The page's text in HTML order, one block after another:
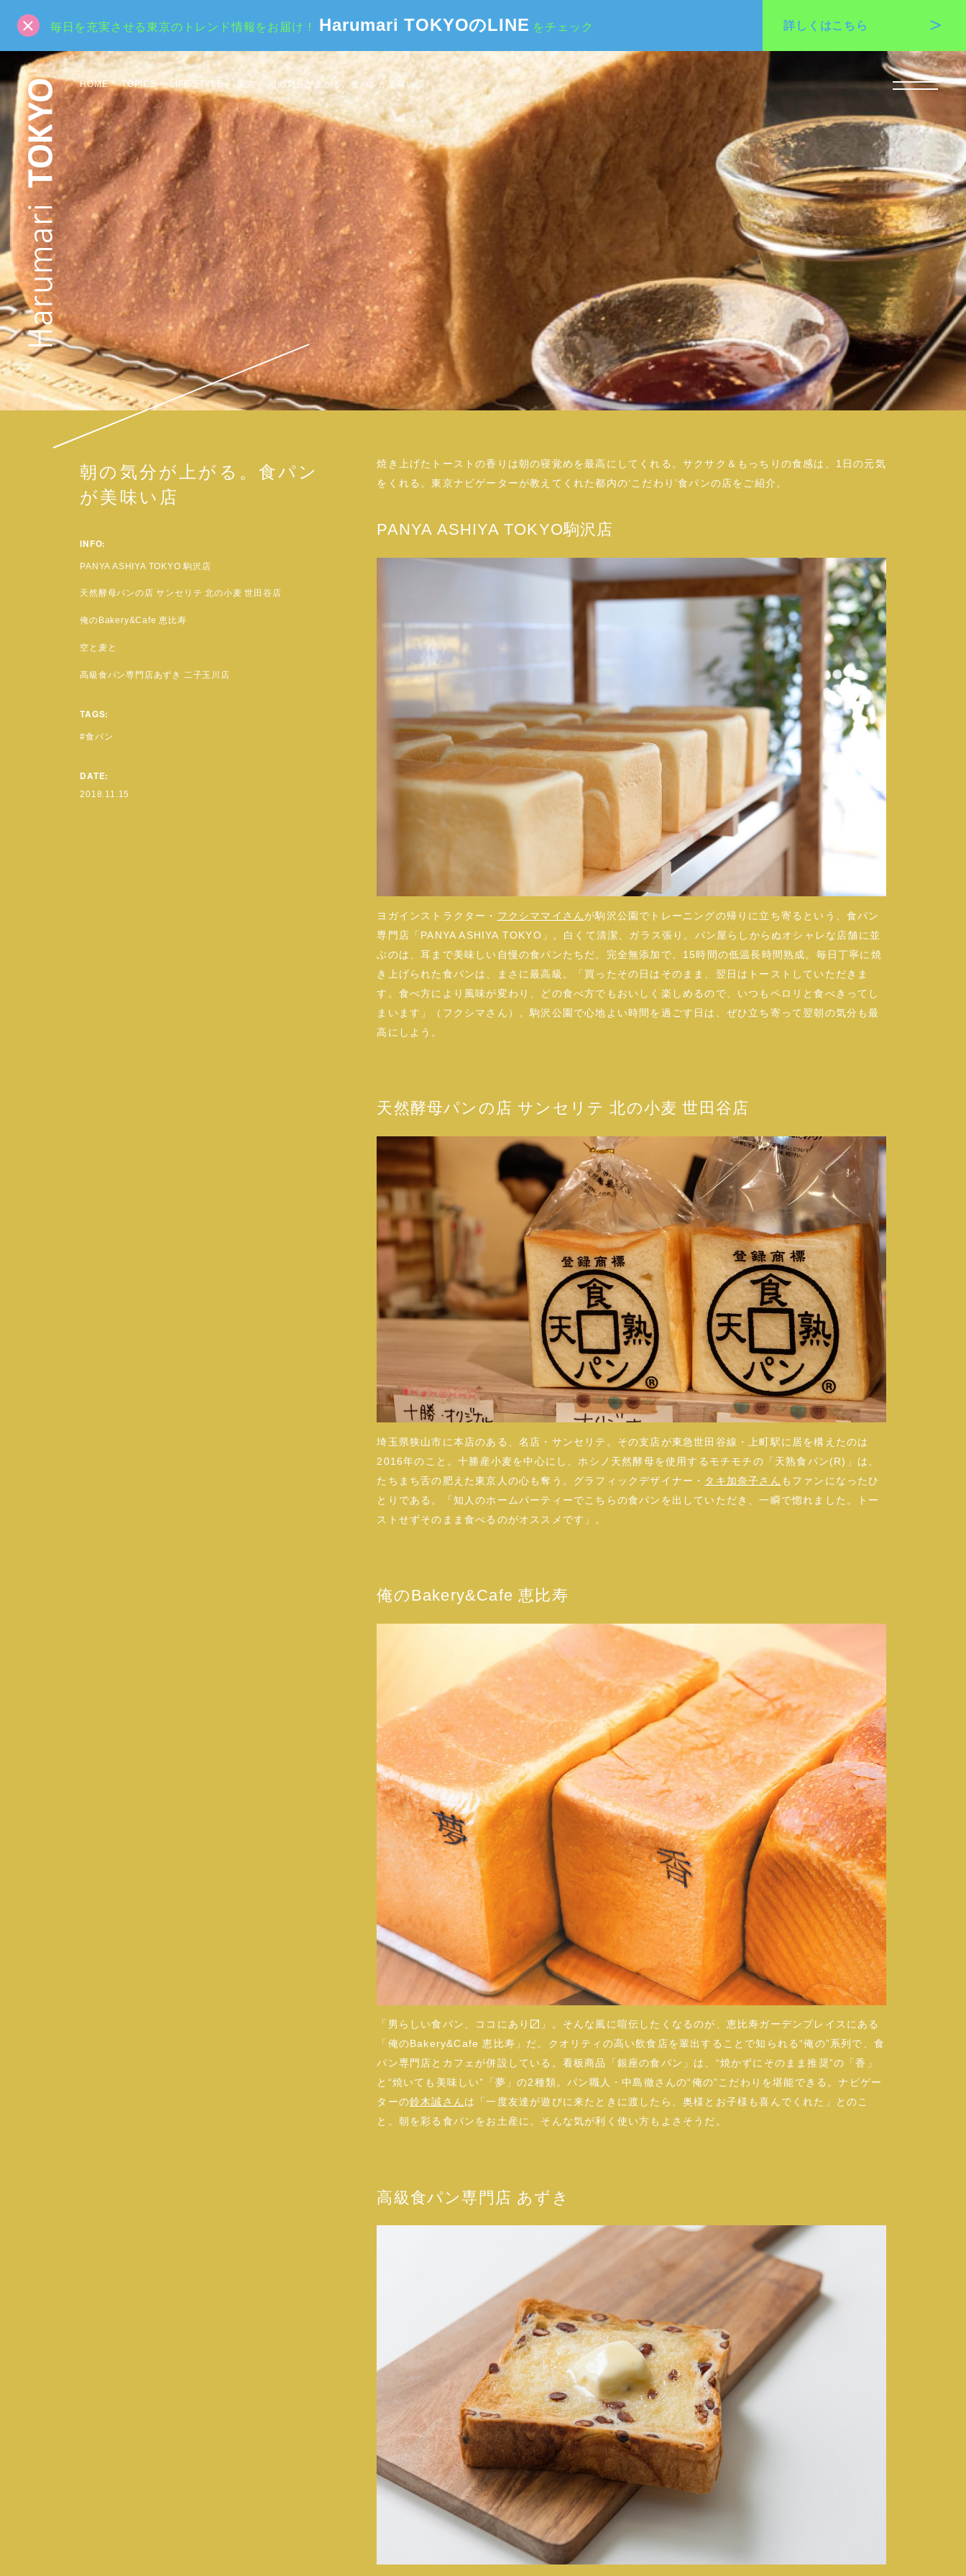
毎日を充実させる東京のトレンド情報をお届け！ Harumari TOKYOのLINE をチェック 詳しくはこちら
HOME TOPICS LIFE STYLE 東京 朝の気分が上がる。食パンが美味い店
朝の気分が上がる。食パン
が美味い店
INFO:
PANYA ASHIYA TOKYO 駒沢店
天然酵母パンの店 サンセリテ 北の小麦 世田谷店
俺のBakery&Cafe 恵比寿
空と麦と
高級食パン専門店あずき 二子玉川店
TAGS:
食パン
DATE:
2018.11.15
焼き上げたトーストの香りは朝の寝覚めを最高にしてくれる。サクサク＆もっちりの食感は、1日の元気
をくれる。東京ナビゲーターが教えてくれた都内の‘こだわり’食パンの店をご紹介。
PANYA ASHIYA TOKYO駒沢店
ヨガインストラクター・ フクシママイさん が駒沢公園でトレーニングの帰りに立ち寄るという、食パン
専門店「PANYA ASHIYA TOKYO」。白くて清潔、ガラス張り。パン屋らしからぬオシャレな店舗に並
ぶのは、耳まで美味しい自慢の食パンたちだ。完全無添加で、15時間の低温長時間熟成。毎日丁寧に焼
き上げられた食パンは、まさに最高級。「買ったその日はそのまま、翌日はトーストしていただきま
す。食べ方により風味が変わり、どの食べ方でもおいしく楽しめるので、いつもペロリと食べきってし
まいます」（フクシマさん）。駒沢公園で心地よい時間を過ごす日は、ぜひ立ち寄って翌朝の気分も最
高にしよう。
天然酵母パンの店 サンセリテ 北の小麦 世田谷店
埼玉県狭山市に本店のある、名店・サンセリテ。その支店が東急世田谷線・上町駅に居を構えたのは
2016年のこと。十勝産小麦を中心にし、ホシノ天然酵母を使用するモチモチの「天熟食パン(R)」は、
たちまち舌の肥えた東京人の心も奪う。グラフィックデザイナー・ タキ加奈子さん もファンになったひ
とりである。「知人のホームパーティーでこちらの食パンを出していただき、一瞬で惚れました。トー
ストせずそのまま食べるのがオススメです」。
俺のBakery&Cafe 恵比寿
「男らしい食パン、ココにあり〼」。そんな風に喧伝したくなるのが、恵比寿ガーデンプレイスにある
「俺のBakery&Cafe 恵比寿」だ。クオリティの高い飲食店を輩出することで知られる“俺の”系列で、食
パン専門店とカフェが併設している。看板商品「銀座の食パン」は、“焼かずにそのまま推奨”の「香」
と“焼いても美味しい”「夢」の2種類。パン職人・中島徹さんの“俺の”こだわりを堪能できる。ナビゲー
ターの鈴木誠さん は「一度友達が遊びに来たときに渡したら、奥様とお子様も喜んでくれた」とのこ
と。朝を彩る食パンをお土産に。そんな気が利く使い方もよさそうだ。
高級食パン専門店 あずき